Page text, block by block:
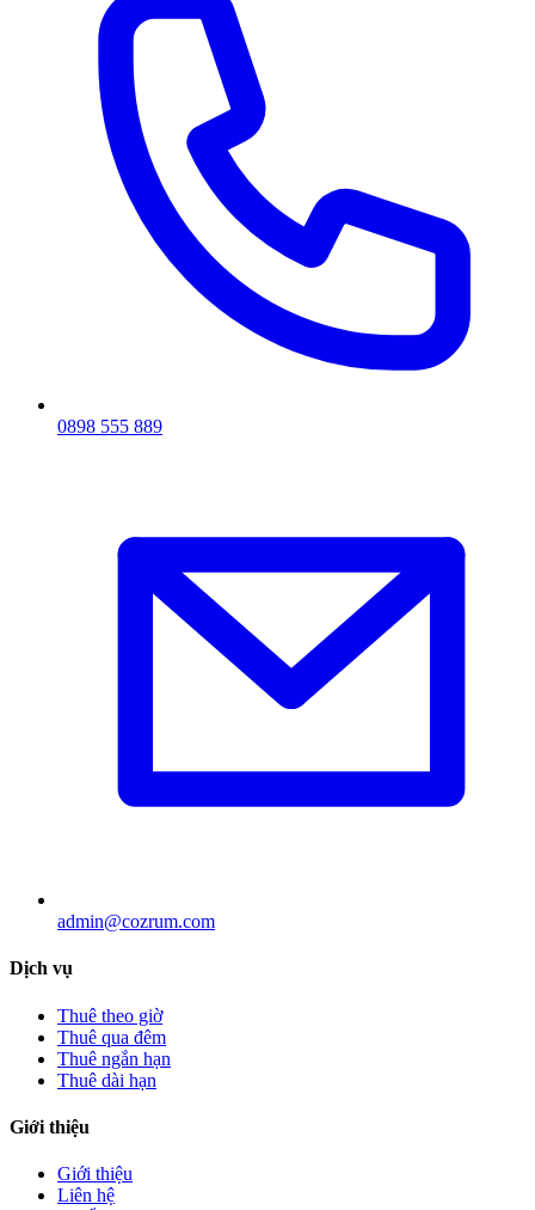
0898 555 889
admin@cozrum.com
Dịch vụ
Thuê theo giờ
Thuê qua đêm
Thuê ngắn hạn
Thuê dài hạn
Giới thiệu
Giới thiệu
Liên hệ